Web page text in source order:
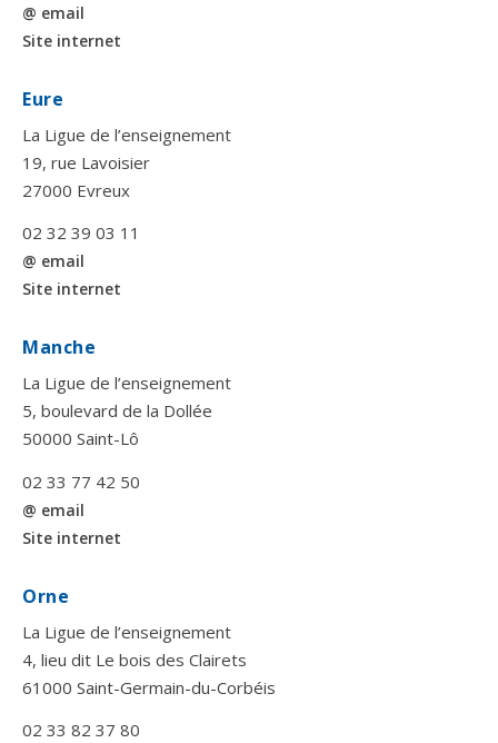
@ email
Site internet
Eure
La Ligue de l’enseignement
19, rue Lavoisier
27000 Evreux
02 32 39 03 11
@ email
Site internet
Manche
La Ligue de l’enseignement
5, boulevard de la Dollée
50000 Saint-Lô
02 33 77 42 50
@ email
Site internet
Orne
La Ligue de l’enseignement
4, lieu dit Le bois des Clairets
61000 Saint-Germain-du-Corbéis
02 33 82 37 80